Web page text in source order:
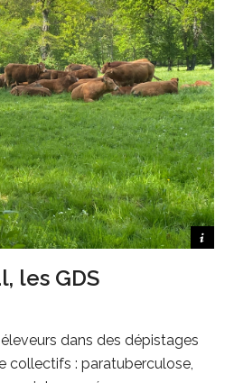
Crédit photo GDS Centre
les GDS
dans des dépistages
collectifs : paratuberculose,